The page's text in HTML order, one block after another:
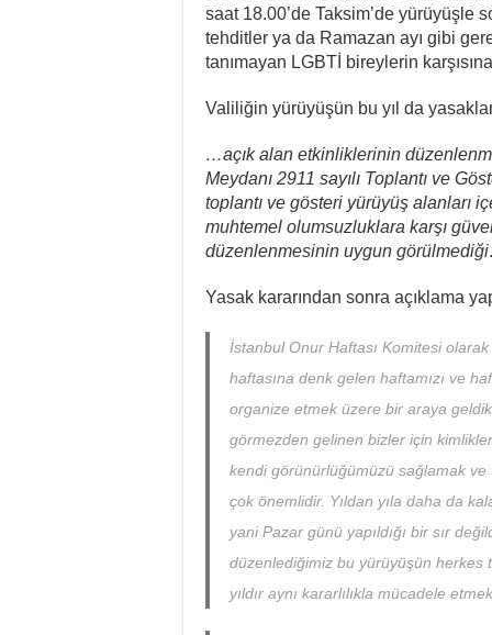
saat 18.00’de Taksim’de yürüyüşle
tehditler ya da Ramazan ayı gibi
tanımayan LGBTİ bireylerin karşısına
Valiliğin yürüyüşün bu yıl da
…açık alan etkinliklerinin
Meydanı 2911 sayılı Toplantı ve
toplantı ve gösteri yürüyüş alanları
muhtemel olumsuzluklara karşı
düzenlenmesinin uygun görülmediği.
Yasak kararından sonra açıklama
İstanbul Onur Haftası Komitesi
haftasına denk gelen haftamızı ve
organize etmek üzere bir araya
görmezden gelinen bizler için
kendi görünürlüğümüzü sağlamak
çok önemlidir. Yıldan yıla daha da
yani Pazar günü yapıldığı bir sır
düzenlediğimiz bu yürüyüşün herkes
yıldır aynı kararlılıkla mücadele